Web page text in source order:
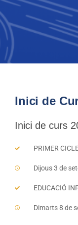
Inici de
Inici de curs
PRIMER
Dijous 3 de
EDUCACIÓ
Dimarts 8 de